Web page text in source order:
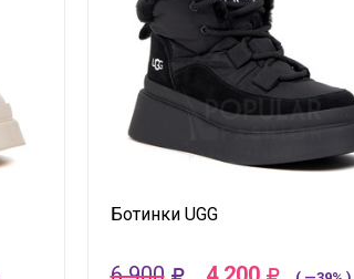
Ботинки UGG